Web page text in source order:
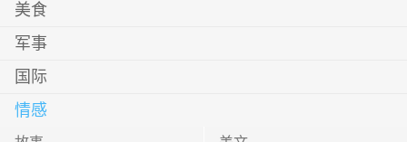
美食
军事
国际
情感